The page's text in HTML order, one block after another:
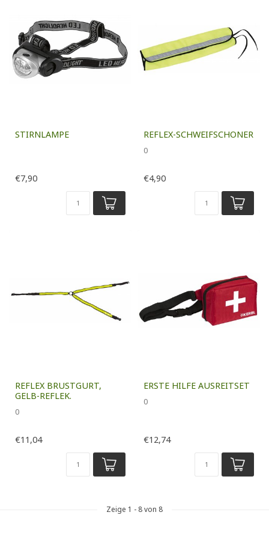
STIRNLAMPE
€7,90
REFLEX-SCHWEIFSCHONER
0
€4,90
REFLEX BRUSTGURT,
GELB-REFLEK.
0
€11,04
ERSTE HILFE AUSREITSET
0
€12,74
Zeige 1 - 8von 8